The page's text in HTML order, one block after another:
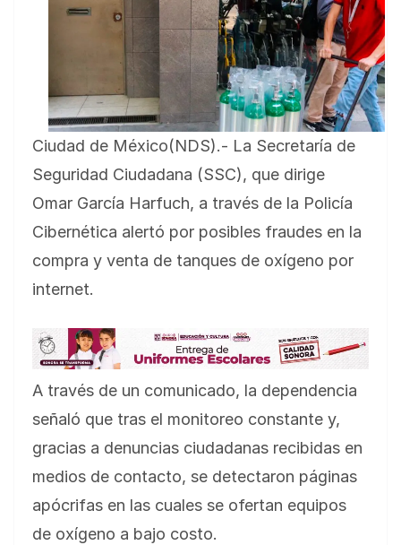
Ciudad de México(NDS).- La Secretaría de
Seguridad Ciudadana (SSC), que dirige
Omar García Harfuch, a través de la Policía
Cibernética alertó por posibles fraudes en la
compra y venta de tanques de oxígeno por
internet.
A través de un comunicado, la dependencia
señaló que tras el monitoreo constante y,
gracias a denuncias ciudadanas recibidas en
medios de contacto, se detectaron páginas
apócrifas en las cuales se ofertan equipos
de oxígeno a bajo costo.